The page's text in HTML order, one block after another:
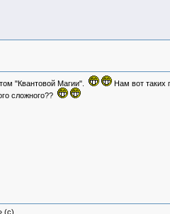
"Квантовой Магии". Нам вот таких
сложного??
(c)